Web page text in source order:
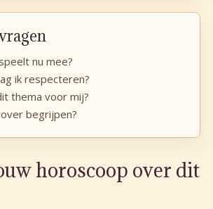
nu mee?
ik respecteren?
thema voor mij?
begrijpen?
horoscoop over dit